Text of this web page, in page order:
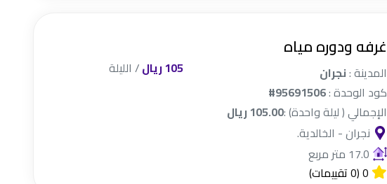
غرفه ودوره مياه
المدينة :نجران
كود الوحدة :#95691506
الإجمالي ( ليلة واحدة) :105.00 ريال
نجران - الخالدية.
17.0 متر مربع
0(0 تقييمات)
105 ريال / الليلة